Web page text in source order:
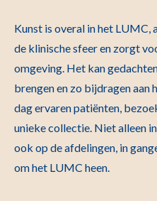
Kunst is overal in het
de klinische sfeer en zorgt
omgeving. Het kan
brengen en zo bijdragen aan
dag ervaren patiënten,
unieke collectie. Niet alleen
ook op de afdelingen, in
om het LUMC heen.